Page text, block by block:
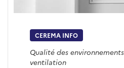
CEREMA INFO
Qualité des
ventilation